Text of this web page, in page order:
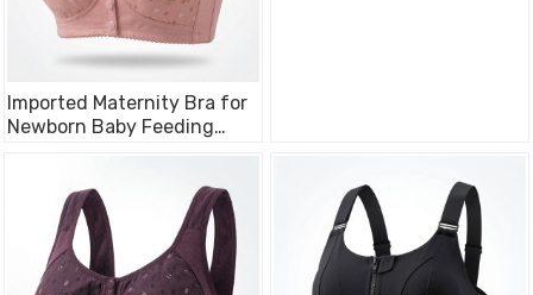
Imported Maternity Bra for
Newborn Baby Feeding